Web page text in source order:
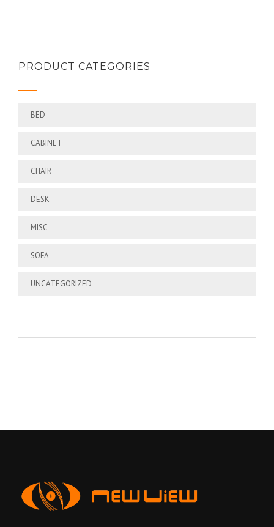
PRODUCT CATEGORIES
BED
CABINET
CHAIR
DESK
MISC
SOFA
UNCATEGORIZED